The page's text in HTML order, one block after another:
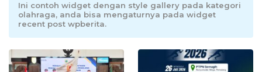
Ini contoh widget dengan style gallery pada kategori
olahraga, anda bisa mengaturnya pada widget
recent post wpberita.